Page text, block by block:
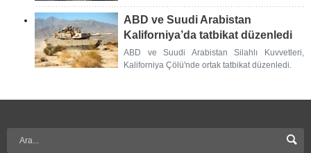
ABD ve Suudi Arabistan
Kaliforniya’da tatbikat düzenledi
ABD ve Suudi Arabistan Silahlı Kuvvetleri,
Kaliforniya Çölü'nde ortak tatbikat düzenledi.